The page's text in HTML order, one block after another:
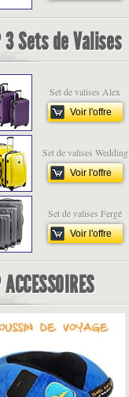
3 Sets de Valises
Set de valises Alex
Voir l'offre
Set de valises Wedding
Voir l'offre
Set de valises Fergé
Voir l'offre